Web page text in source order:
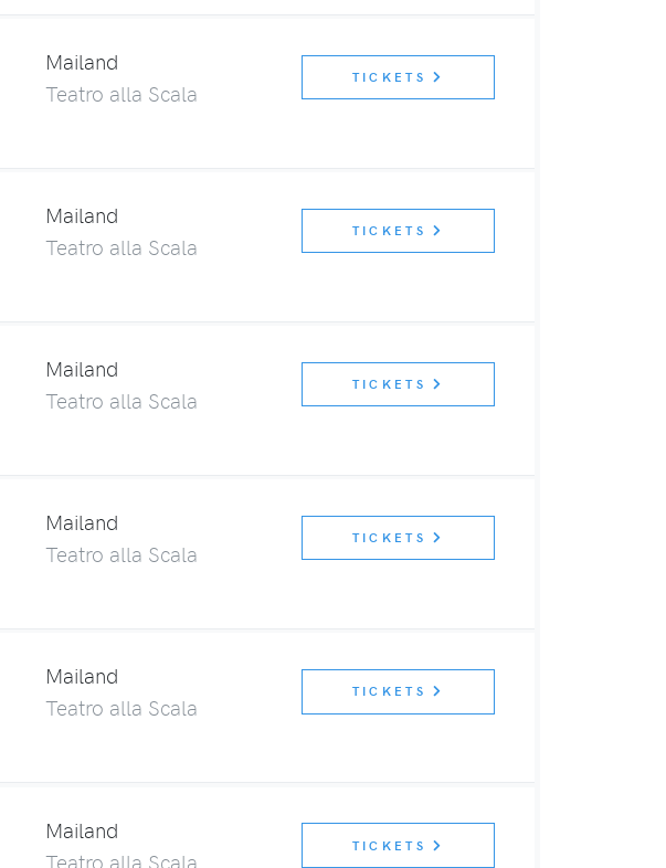
Mailand
Teatro alla Scala
TICKETS
Mailand
Teatro alla Scala
TICKETS
Mailand
Teatro alla Scala
TICKETS
Mailand
Teatro alla Scala
TICKETS
Mailand
Teatro alla Scala
TICKETS
Mailand
Teatro alla Scala
TICKETS